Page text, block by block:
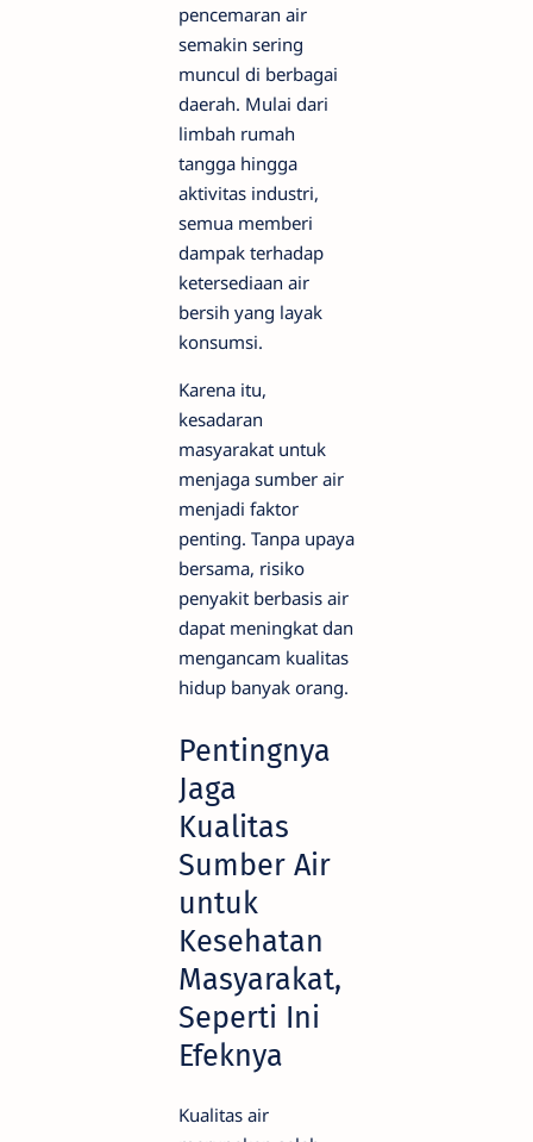
pencemaran air
semakin sering
muncul di berbagai
daerah. Mulai dari
limbah rumah
tangga hingga
aktivitas industri,
semua memberi
dampak terhadap
ketersediaan air
bersih yang layak
konsumsi.
Karena itu,
kesadaran
masyarakat untuk
menjaga sumber air
menjadi faktor
penting. Tanpa upaya
bersama, risiko
penyakit berbasis air
dapat meningkat dan
mengancam kualitas
hidup banyak orang.
Pentingnya
Jaga
Kualitas
Sumber Air
untuk
Kesehatan
Masyarakat,
Seperti Ini
Efeknya
Kualitas air